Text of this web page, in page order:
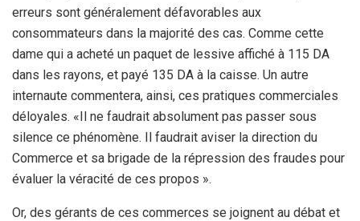
erreurs sont généralement défavorables aux
consommateurs dans la majorité des cas. Comme cette
dame qui a acheté un paquet de lessive affiché à 115 DA
dans les rayons, et payé 135 DA à la caisse. Un autre
internaute commentera, ainsi, ces pratiques commerciales
déloyales. «Il ne faudrait absolument pas passer sous
silence ce phénomène. Il faudrait aviser la direction du
Commerce et sa brigade de la répression des fraudes pour
évaluer la véracité de ces propos ».
Or, des gérants de ces commerces se joignent au débat et